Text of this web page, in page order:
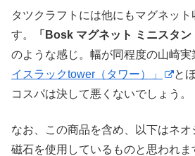
タツクラフトには他にもマグネット
す。
「Bosk マグネット ミニスタン
のような感じ。幅が同程度の山崎実
イスラックtower（タワー）」
と
コスパは決して悪くないでしょう。
なお、この商品を含め、以下はネ
磁石を使用しているものと思われま